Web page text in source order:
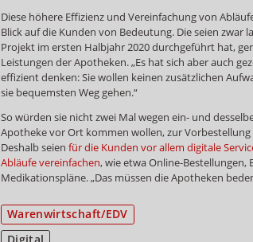
Diese höhere Effizienz und Vereinfachung von
Blick auf die Kunden von Bedeutung. Die seien zwar
Projekt im ersten Halbjahr 2020 durchgeführt hat,
Leistungen der Apotheken. „Es hat sich aber auch
effizient denken: Sie wollen keinen zusätzlichen
sie bequemsten Weg gehen.“
So würden sie nicht zwei Mal wegen ein- und
Apotheke vor Ort kommen wollen, zur
Deshalb seien für die Kunden vor allem digitale
Abläufe vereinfachen, wie etwa Online-Bestellungen,
Medikationspläne. „Das müssen die Apotheken
Warenwirtschaft/EDV